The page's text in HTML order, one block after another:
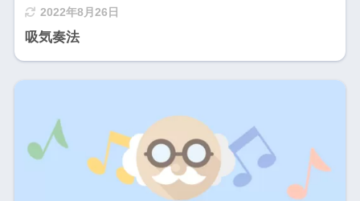
2022年8月26日
吸気奏法